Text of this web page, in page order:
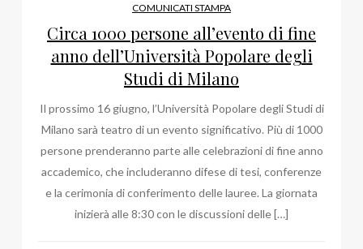
COMUNICATI STAMPA
Circa 1000 persone all’evento di fine
anno dell’Università Popolare degli
Studi di Milano
Il prossimo 16 giugno, l’Università Popolare degli Studi di
Milano sarà teatro di un evento significativo. Più di 1000
persone prenderanno parte alle celebrazioni di fine anno
accademico, che includeranno difese di tesi, conferenze
e la cerimonia di conferimento delle lauree. La giornata
inizierà alle 8:30 con le discussioni delle […]